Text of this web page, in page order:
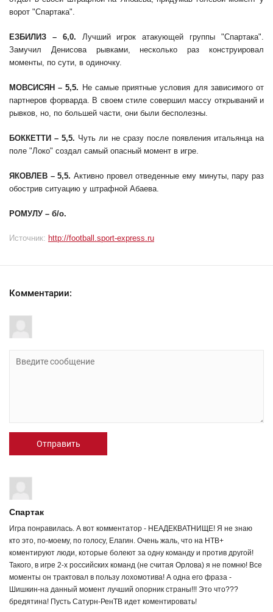
ворот "Спартака".
ЕЗБИЛИЗ – 6,0. Лучший игрок атакующей группы "Спартака".
Замучил Денисова рывками, несколько раз конструировал
моменты, по сути, в одиночку.
МОВСИСЯН – 5,5. Не самые приятные условия для зависимого от
партнеров форварда. В своем стиле совершил массу открываний и
рывков, но, по большей части, они были бесполезны.
БОККЕТТИ – 5,5. Чуть ли не сразу после появления итальянца на
поле "Локо" создал самый опасный момент в игре.
ЯКОВЛЕВ – 5,5. Активно провел отведенные ему минуты, пару раз
обострив ситуацию у штрафной Абаева.
РОМУЛУ – б/о.
Источник: http://football.sport-express.ru
Комментарии:
Отправить
Спартак
Игра понравилась. А вот комментатор - НЕАДЕКВАТНИЩЕ! Я не знаю
кто это, по-моему, по голосу, Елагин. Очень жаль, что на НТВ+
коментируют люди, которые болеют за одну команду и против другой!
Такого, в игре 2-х российских команд (не считая Орлова) я не помню! Все
моменты он трактовал в пользу лохомотива! А одна его фраза -
Шишкин-на данный момент лучший опорник страны!!! Это что???
бредятина! Пусть Сатурн-РенТВ идет коментировать!